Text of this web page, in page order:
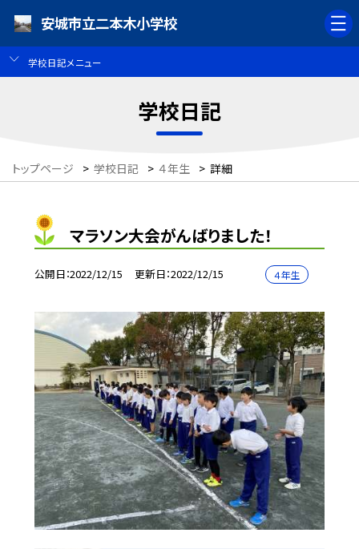
安城市立二本木小学校
学校日記メニュー
学校日記
トップページ > 学校日記 > ４年生 > 詳細
マラソン大会がんばりました！
公開日 2022/12/15 更新日 2022/12/15 ４年生